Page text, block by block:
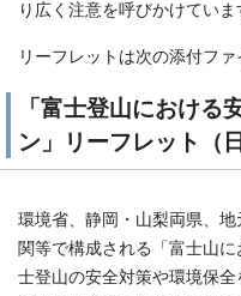
り広く注意を呼びかけていま
リーフレットは次の添付フ
「富士登山における
ン」リーフレット（
環境省、静岡・山梨両県、
関等で構成される「富士山
士登山の安全対策や環境保